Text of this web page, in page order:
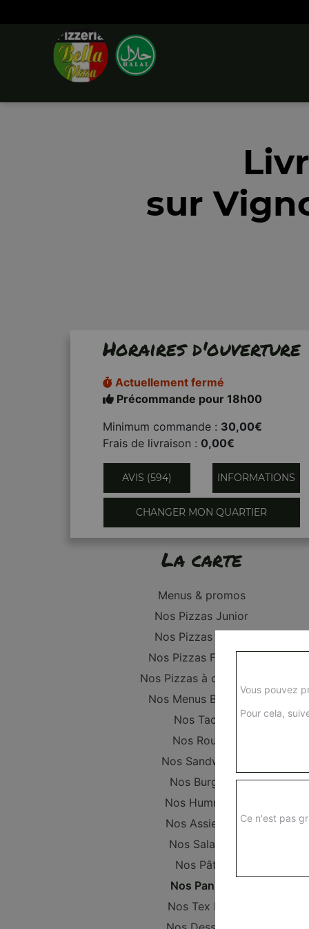
sur
Horaires d'ouverture
Actuellement fermé
Précommande pour 18h00
Minimum commande : 30,00€
Frais de livraison : 0,00€
AVIS (594) INFORMATIONS
CHANGER MON QUARTIER
La carte
Menus & promos
Nos Pizzas Junior
Nos Pizzas Senior
Nos Pizzas Familiale
Nos Pizzas à composer
Nos Menus Bambino
Nos Tacos
Nos Roulés
Nos Sandwichs
Nos Burgers
Nos Hummers
Nos Assiettes
Nos Salades
Nos Pâtes
Nos Paninis
Nos Tex Mex
Vous pouvez
Pour cela,
Ce n'est pas